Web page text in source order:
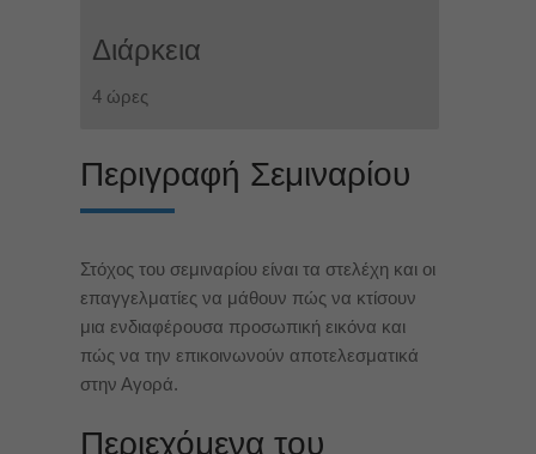
Διάρκεια
4 ώρες
Περιγραφή Σεμιναρίου
Στόχος του σεμιναρίου είναι τα στελέχη και οι
επαγγελματίες να μάθουν πώς να κτίσουν
μια ενδιαφέρουσα προσωπική εικόνα και
πώς να την επικοινωνούν αποτελεσματικά
στην Αγορά.
Περιεχόμενα του